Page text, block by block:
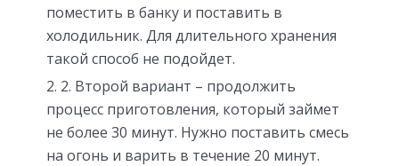
поместить в банку и поставить в
холодильник. Для длительного хранения
такой способ не подойдет.
2. Второй вариант – продолжить
процесс приготовления, который займет
не более 30 минут. Нужно поставить смесь
на огонь и варить в течение 20 минут.